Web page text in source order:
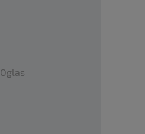
Oglas